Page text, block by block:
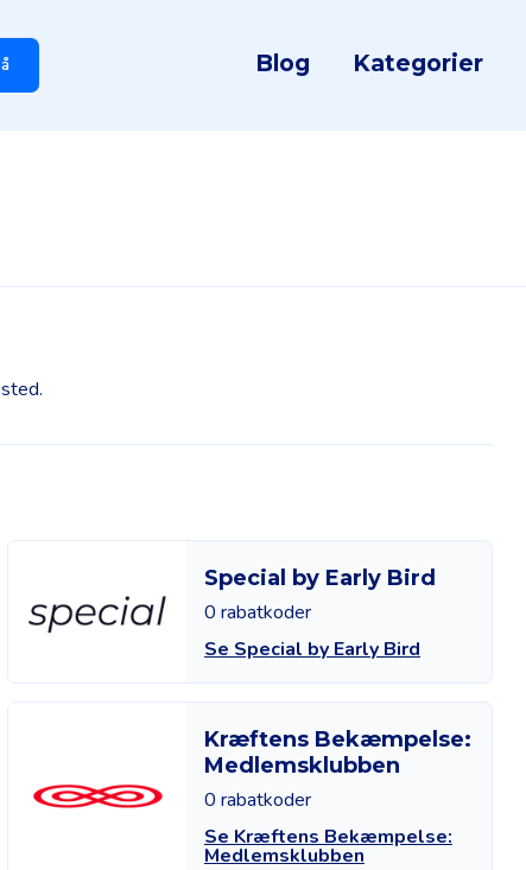
Blog Kategorier
Special by Early Bird
0 rabatkoder
Se Special by Early Bird
Kræftens Bekæmpelse:
Medlemsklubben
0 rabatkoder
Se Kræftens Bekæmpelse:
Medlemsklubben